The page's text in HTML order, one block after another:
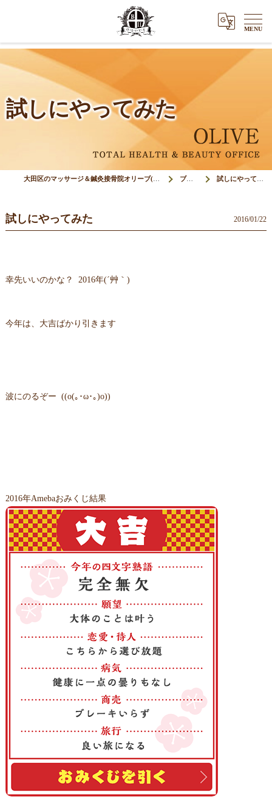
試しにやってみた
大田区のマッサージ＆鍼灸接骨院オリーブ(Olive) ブログ 試しにやってみた
試しにやってみた 2016/01/22
幸先いいのかな？ 2016年(´艸｀)
今年は、大吉ばかり引きます
波にのるぞー ((o(｡･ω･｡)o))
2016年Amebaおみくじ結果